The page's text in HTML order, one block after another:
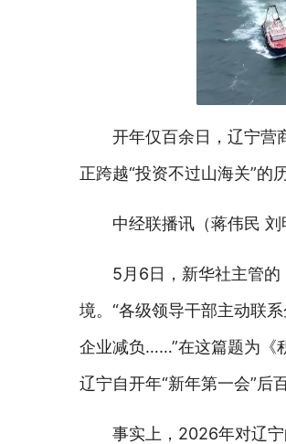
开年仅百余日，辽宁营
正跨越“投资不过山海关”的
中经联播讯（蒋伟民 刘
5月6日，新华社主管的
境。“各级领导干部主动联
企业减负……”在这篇题为《
辽宁自开年“新年第一会”后
事实上，2026年对辽宁